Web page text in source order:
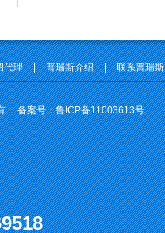
代理 | 普瑞斯介绍 | 联系普瑞斯
备案号：鲁ICP备11003613号